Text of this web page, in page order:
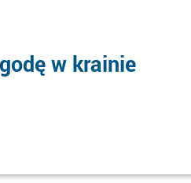
w krainie